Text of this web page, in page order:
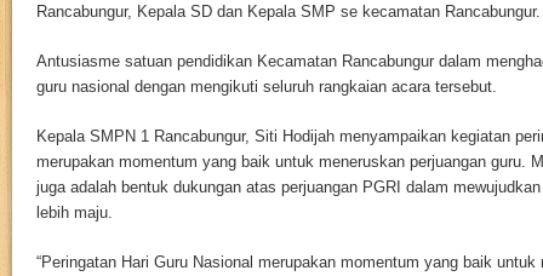
Rancabungur, Kepala SD dan Kepala SMP se kecamatan Rancabungur.
Antusiasme satuan pendidikan Kecamatan Rancabungur dalam
guru nasional dengan mengikuti seluruh rangkaian acara tersebut.
Kepala SMPN 1 Rancabungur, Siti Hodijah menyampaikan kegiatan
merupakan momentum yang baik untuk meneruskan perjuangan guru.
juga adalah bentuk dukungan atas perjuangan PGRI dalam
lebih maju.
“Peringatan Hari Guru Nasional merupakan momentum yang baik untuk